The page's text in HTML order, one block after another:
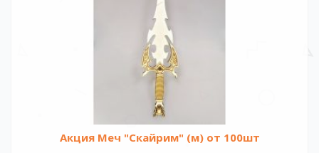
Акция Меч "Скайрим" (м) от 100шт